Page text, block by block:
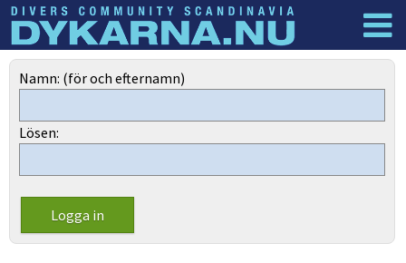
Dyknyheter
Namn: (för och efternamn)
Lösen: